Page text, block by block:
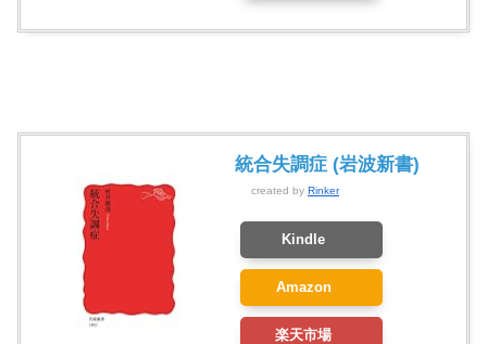
統合失調症 (岩波新書)
created by Rinker
Kindle
Amazon
楽天市場